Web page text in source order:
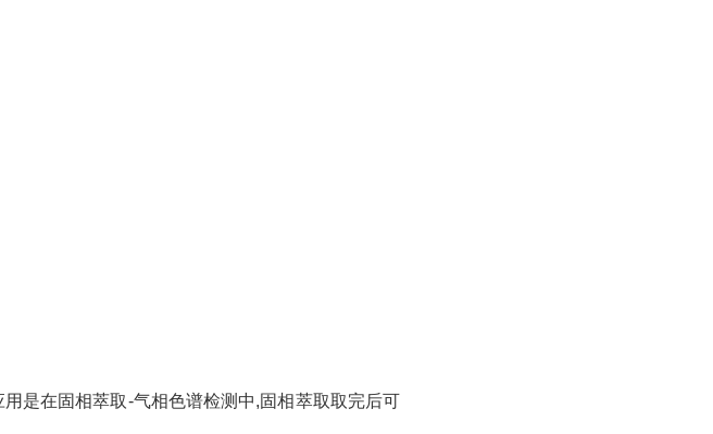
是在固相萃取-气相色谱检测中,固相萃取取完后可